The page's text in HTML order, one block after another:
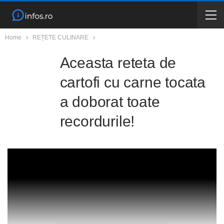
Home REȚETE CULINARE
Aceasta reteta de
cartofi cu carne tocata
a doborat toate
recordurile!